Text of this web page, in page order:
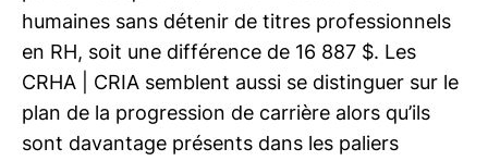
humaines sans détenir de titres professionnels
en RH, soit une différence de 16 887 $. Les
CRHA | CRIA semblent aussi se distinguer sur le
plan de la progression de carrière alors qu’ils
sont davantage présents dans les paliers